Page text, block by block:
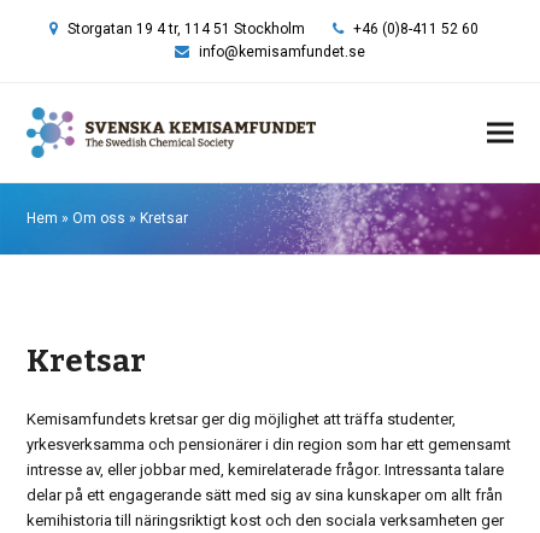
Storgatan 19 4 tr, 114 51 Stockholm
+46 (0)8-411 52 60
info@kemisamfundet.se
Hem »Om oss » Kretsar
Kretsar
Kemisamfundets kretsar ger dig möjlighet att träffa studenter,
yrkesverksamma och pensionärer i din region som har ett gemensamt
intresse av, eller jobbar med, kemirelaterade frågor. Intressanta talare
delar på ett engagerande sätt med sig av sina kunskaper om allt från
kemihistoria till näringsriktigt kost och den sociala verksamheten ger